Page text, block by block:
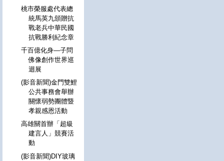
桃市榮服處代表總
統馬英九頒贈抗
戰老兵中華民國
抗戰勝利紀念章
千百億化身—子問
佛像創作世界巡
迴展
(影音新聞)金門雙鯉
公共事務會舉辦
關懷弱勢團體暨
孝親感恩活動
高雄關首辦「超級
建言人」競賽活
動
(影音新聞)DIY玻璃